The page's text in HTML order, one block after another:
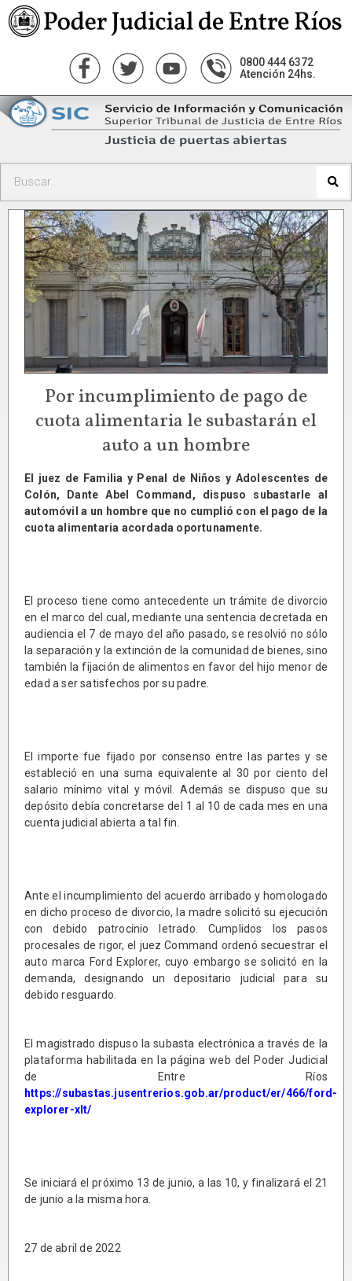
0800 444 6372
Atención 24hs.
Por incumplimiento de pago de
cuota alimentaria le subastarán el
auto a un hombre
El juez de Familia y Penal de Niños y Adolescentes de
Colón, Dante Abel Command, dispuso subastarle al
automóvil a un hombre que no cumplió con el pago de la
cuota alimentaria acordada oportunamente.
El proceso tiene como antecedente un trámite de divorcio
en el marco del cual, mediante una sentencia decretada en
audiencia el 7 de mayo del año pasado, se resolvió no sólo
la separación y la extinción de la comunidad de bienes, sino
también la fijación de alimentos en favor del hijo menor de
edad a ser satisfechos por su padre.
El importe fue fijado por consenso entre las partes y se
estableció en una suma equivalente al 30 por ciento del
salario mínimo vital y móvil. Además se dispuso que su
depósito debía concretarse del 1 al 10 de cada mes en una
cuenta judicial abierta a tal fin.
Ante el incumplimiento del acuerdo arribado y homologado
en dicho proceso de divorcio, la madre solicitó su ejecución
con debido patrocinio letrado. Cumplidos los pasos
procesales de rigor, el juez Command ordenó secuestrar el
auto marca Ford Explorer, cuyo embargo se solicitó en la
demanda, designando un depositario judicial para su
debido resguardo.
El magistrado dispuso la subasta electrónica a través de la
plataforma habilitada en la página web del Poder Judicial
de Entre Ríos
https://subastas.jusentrerios.gob.ar/product/er/466/ford-
explorer-xlt/
Se iniciará el próximo 13 de junio, a las 10, y finalizará el 21
de junio a la misma hora.
27 de abril de 2022